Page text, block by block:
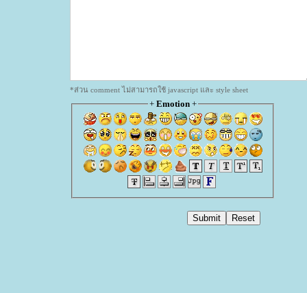
*ส่วน comment ไม่สามารถใช้ javascript และ style sheet
+ Emotion+